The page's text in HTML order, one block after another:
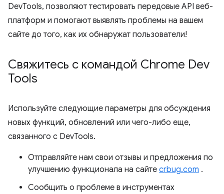
DevTools, позволяют тестировать передовые API веб-
платформ и помогают выявлять проблемы на вашем
сайте до того, как их обнаружат пользователи!
Свяжитесь с командой Chrome Dev
Tools
Используйте следующие параметры для обсуждения
новых функций, обновлений или чего-либо еще,
связанного с DevTools.
Отправляйте нам свои отзывы и предложения по
улучшению функционала на сайте crbug.com .
Сообщить о проблеме в инструментах